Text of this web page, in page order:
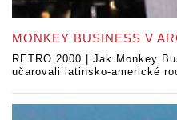
MONKEY BUSINESS V
RETRO 2000 | Jak Monkey
učarovali latinsko-americké